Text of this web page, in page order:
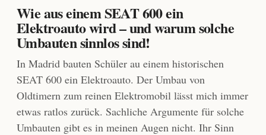
Wie aus einem SEAT 600 ein
Elektroauto wird – und warum solche
Umbauten sinnlos sind!
In Madrid bauten Schüler au einem historischen
SEAT 600 ein Elektroauto. Der Umbau von
Oldtimern zum reinen Elektromobil lässt mich immer
etwas ratlos zurück. Sachliche Argumente für solche
Umbauten gibt es in meinen Augen nicht. Ihr Sinn